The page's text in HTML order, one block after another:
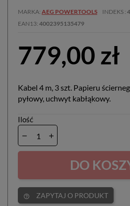
MARKA AEG POWERTOOLS INDEKS
EAN13 4002395135479
779,00 zł
Kabel 4 m, 3 szt. Papieru
pyłowy, uchwyt kabłąkowy.
Ilość
DO
help_outline ZAPYTAJ O PRODUKT